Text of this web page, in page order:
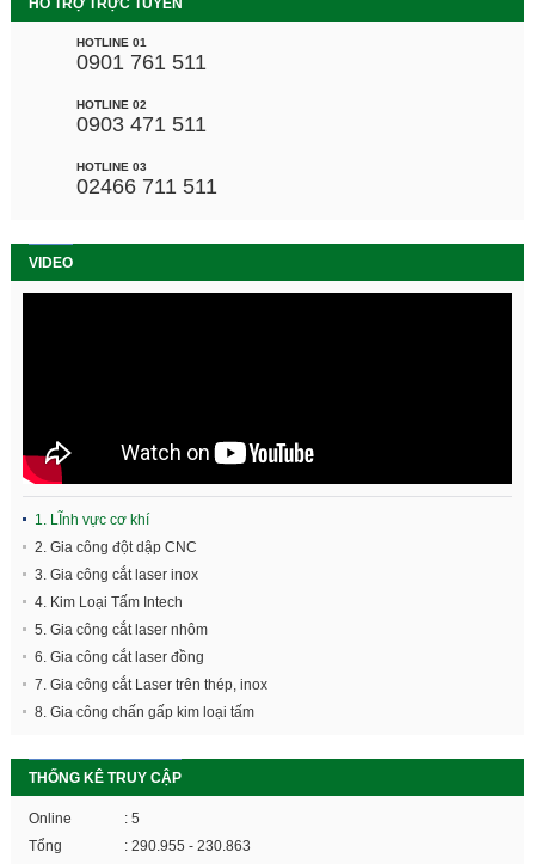
HỖ TRỢ TRỰC TUYẾN
HOTLINE 01
0901 761 511
HOTLINE 02
0903 471 511
HOTLINE 03
02466 711 511
VIDEO
1. LĨnh vực cơ khí
2. Gia công đột dập CNC
3. Gia công cắt laser inox
4. Kim Loại Tấm Intech
5. Gia công cắt laser nhôm
6. Gia công cắt laser đồng
7. Gia công cắt Laser trên thép, inox
8. Gia công chấn gấp kim loại tấm
THỐNG KÊ TRUY CẬP
Online
: 5
Tổng
: 290.955 - 230.863